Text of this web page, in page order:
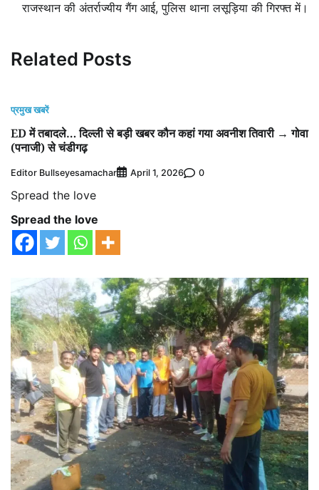
राजस्थान की अंतर्राज्यीय गैंग आई, पुलिस थाना लसूड़िया की गिरफ्त में।
Related Posts
प्रमुख खबरें
ED में तबादले… दिल्ली से बड़ी खबर कौन कहां गया अवनीश तिवारी → गोवा
(पनाजी) से चंडीगढ़
Editor Bullseyesamachar April 1, 2026 0
Spread the love
Spread the love